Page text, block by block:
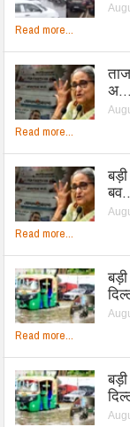
Read more...
अ…
Read more...
Read more...
Read more...